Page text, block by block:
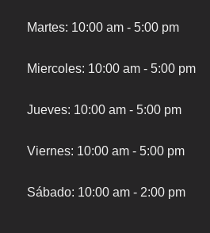
Martes: 10:00 am - 5:00 pm
Miercoles: 10:00 am - 5:00 pm
Jueves: 10:00 am - 5:00 pm
Viernes: 10:00 am - 5:00 pm
Sábado: 10:00 am - 2:00 pm